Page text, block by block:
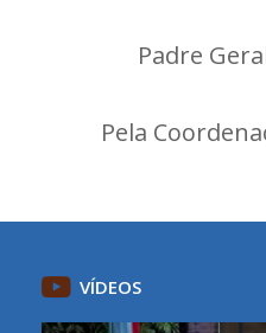
Padre
Pela
VÍDEOS